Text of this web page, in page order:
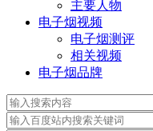
主要人物
电子烟视频
电子烟测评
相关视频
电子烟品牌